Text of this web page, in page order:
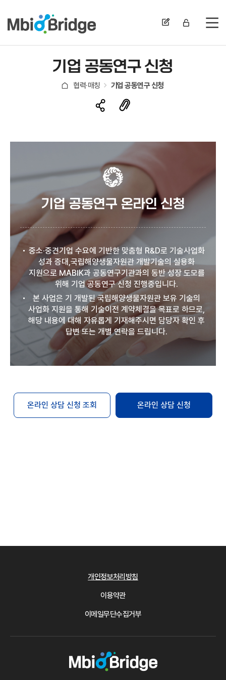
전
기업 공동연구 신청
협력·매칭 기업 공동연구 신청
기업 공동연구 온라인 신청
중소·중견기업 수요에 기반한 맞춤형 R&D로 기술사업화
성과 증대,국립해양생물자원관 개발기술의 실용화
지원으로 MABIK과 공동연구기관과의 동반 성장 도모를
위해 기업 공동연구 신청 진행중입니다.
본 사업은 기 개발된 국립해양생물자원관 보유 기술의
사업화 지원을 통해 기술이전 계약체결을 목표로 하므로,
해당 내용에 대해 자유롭게 기재해주시면 담당자 확인 후
답변 또는 개별 연락을 드립니다.
온라인 상담 신청 조회 온라인 상담 신청
개인정보처리방침
이용약관
이메일무단수집거부